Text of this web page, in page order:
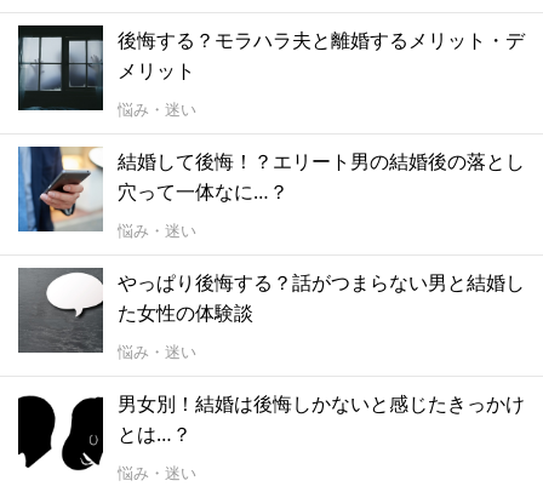
後悔する？モラハラ夫と離婚するメリット・デ
メリット
悩み・迷い
結婚して後悔！？エリート男の結婚後の落とし
穴って一体なに…？
悩み・迷い
やっぱり後悔する？話がつまらない男と結婚し
た女性の体験談
悩み・迷い
男女別！結婚は後悔しかないと感じたきっかけ
とは…？
悩み・迷い